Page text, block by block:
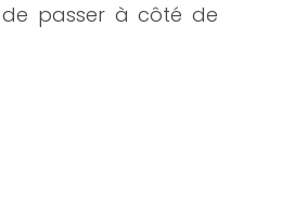
de passer à côté de